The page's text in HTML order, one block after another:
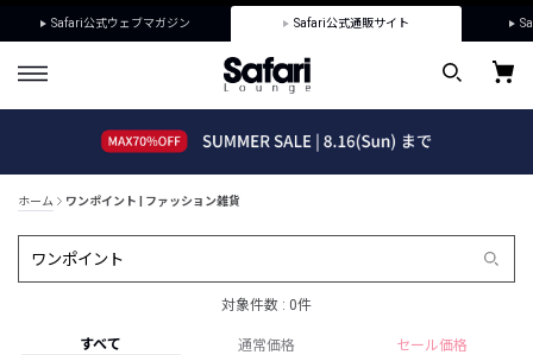
Safari公式ウェブマガジン Safari公式通販サイト
ホーム ワンポイント | ファッション雑貨
対象件数 : 0件
すべて 通常価格 セール価格